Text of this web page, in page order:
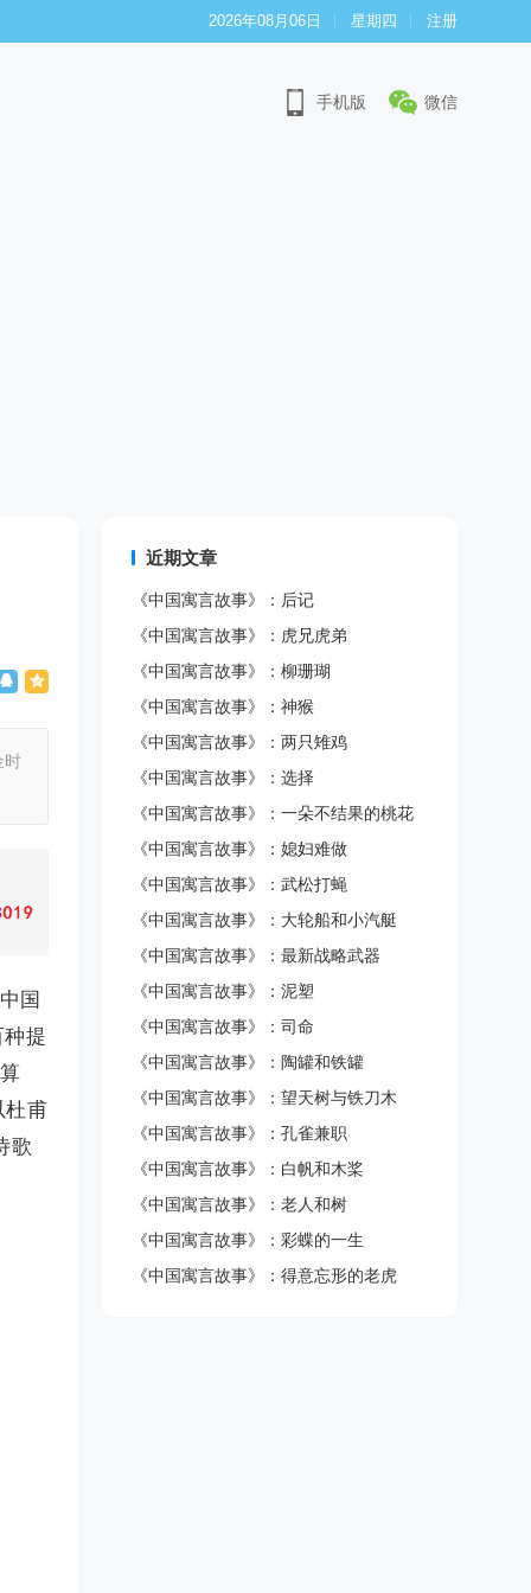
2026年08月06日 星期四 注册
手机版 微信
时
国
提
杜甫
歌
近期文章
《中国寓言故事》：后记
《中国寓言故事》：虎兄虎弟
《中国寓言故事》：柳珊瑚
《中国寓言故事》：神猴
《中国寓言故事》：两只雉鸡
《中国寓言故事》：选择
《中国寓言故事》：一朵不结果的桃花
《中国寓言故事》：媳妇难做
《中国寓言故事》：武松打蝇
《中国寓言故事》：大轮船和小汽艇
《中国寓言故事》：最新战略武器
《中国寓言故事》：泥塑
《中国寓言故事》：司命
《中国寓言故事》：陶罐和铁罐
《中国寓言故事》：望天树与铁刀木
《中国寓言故事》：孔雀兼职
《中国寓言故事》：白帆和木桨
《中国寓言故事》：老人和树
《中国寓言故事》：彩蝶的一生
《中国寓言故事》：得意忘形的老虎